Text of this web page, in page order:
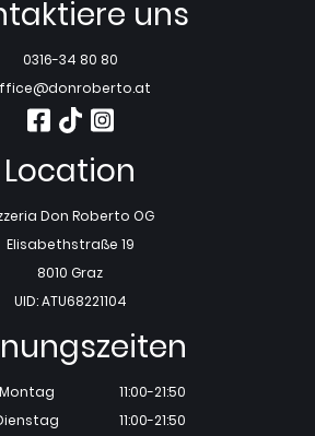
uns
0316-34 80 80
Location
Don Roberto OG
Elisabethstraße 19
8010 Graz
UID: ATU68221104
Montag
11:00-21:50
11:00-21:50